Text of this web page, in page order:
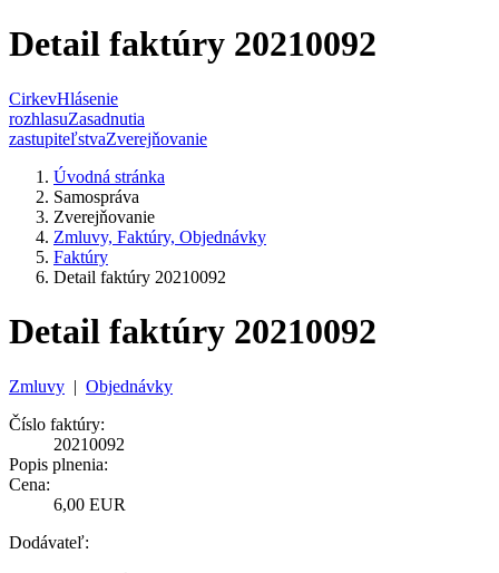
Detail faktúry 20210092
CirkevHlásenie
rozhlasuZasadnutia
zastupiteľstvaZverejňovanie
Úvodná stránka
Samospráva
Zverejňovanie
Zmluvy, Faktúry, Objednávky
Faktúry
Detail faktúry 20210092
Detail faktúry 20210092
Zmluvy | Objednávky
Číslo faktúry:
20210092
Popis plnenia:
Cena:
6,00 EUR
Dodávateľ: